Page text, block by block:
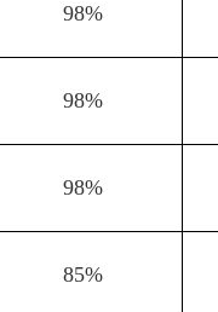
98%
98%
98%
85%